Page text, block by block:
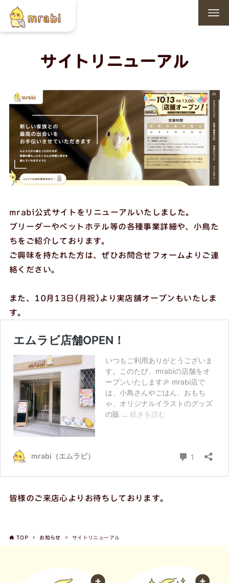
サイトリニューアル
mrabi公式サイトをリニューアルいたしました。
ブリーダーやペットホテル等の各種事業詳細や、小鳥た
ちをご紹介しております。
ご興味を持たれた方は、ぜひお問合せフォームよりご連
絡ください。
また、10月13日(月祝)より実店舗オープンもいたしま
す。
皆様のご来店心よりお待ちしております。
TOP お知らせ サイトリニューアル